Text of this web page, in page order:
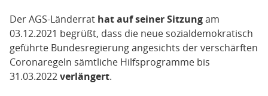
Der AGS-Länderrat hat auf seiner Sitzungam
03.12.2021 begrüßt, dass die neue sozialdemokratisch
geführte Bundesregierung angesichts der verschärften
Coronaregeln sämtliche Hilfsprogramme bis
31.03.2022verlängert.